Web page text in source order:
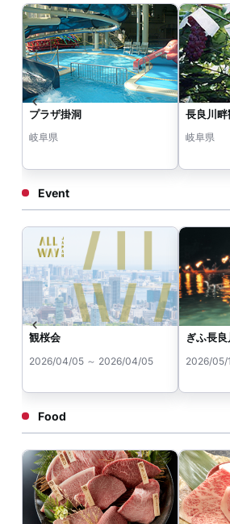
プラザ掛洞
岐阜県
長良川
岐阜県
Event
観桜会
2026/04/05 ～ 2026/04/05
ぎふ長
2026/05/
Food